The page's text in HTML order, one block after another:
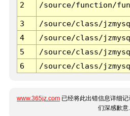
2 /source/function/
3 /source/class/
4
/source/class/
5
/source/class/
6
/source/class/
www.365jz.com 已经将此出错信息详细
们深感歉意.